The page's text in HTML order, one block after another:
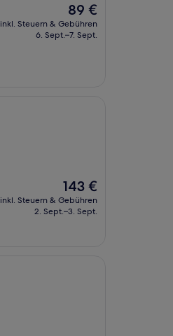
Der
Preis
beträgt
89 €
inkl. Steuern & Gebühren
6. Sept.–7. Sept.
Der
Preis
beträgt
143 €
inkl. Steuern & Gebühren
2. Sept.–3. Sept.